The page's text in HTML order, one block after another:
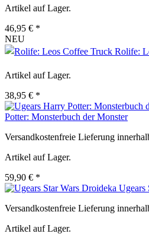
Artikel auf Lager.
46,95 € *
NEU
Rolife:
Artikel auf Lager.
38,95 € *
Potter: Monsterbuch der Monster
Versandkostenfreie Lieferung
Artikel auf Lager.
59,90 € *
Ugears
Versandkostenfreie Lieferung
Artikel auf Lager.